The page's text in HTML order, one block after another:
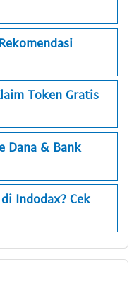
Token Gratis
Dana & Bank
Indodax? Cek